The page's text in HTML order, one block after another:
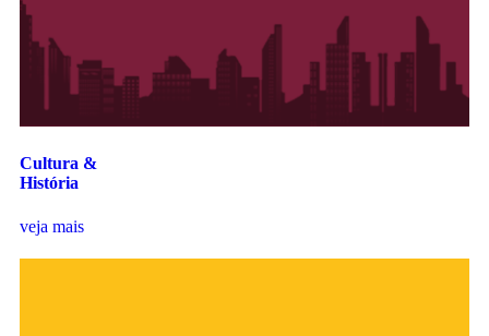
Cultura &
História
veja mais